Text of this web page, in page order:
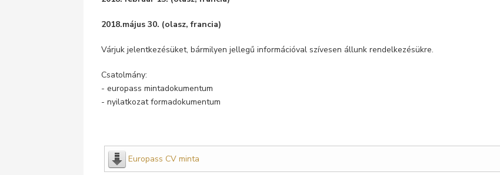
2018.május 30. (olasz, francia)
Várjuk jelentkezésüket, bármilyen jellegű információval szívesen állunk rendelkezésükre.
Csatolmány:
- europass mintadokumentum
- nyilatkozat formadokumentum
Europass CV minta